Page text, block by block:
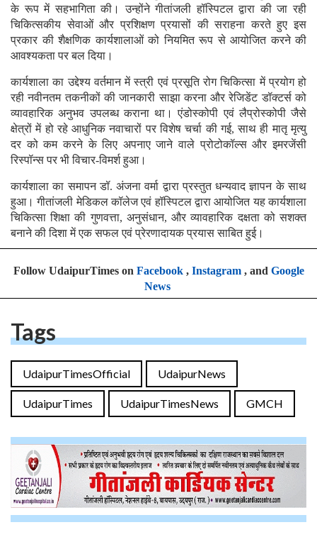
के रूप में सहभागिता की। उन्होंने गीतांजली हॉस्पिटल द्वारा की जा रही
चिकित्सकीय सेवाओं और प्रशिक्षण प्रयासों की सराहना करते हुए इस
प्रकार की शैक्षणिक कार्यशालाओं को नियमित रूप से आयोजित करने की
आवश्यकता पर बल दिया।
कार्यशाला का उद्देश्य वर्तमान में स्त्री एवं प्रसूति रोग चिकित्सा में प्रयोग हो
रही नवीनतम तकनीकों की जानकारी साझा करना और रेजिडेंट डॉक्टर्स को
व्यावहारिक अनुभव उपलब्ध कराना था। एंडोस्कोपी एवं लैप्रोस्कोपी जैसे
क्षेत्रों में हो रहे आधुनिक नवाचारों पर विशेष चर्चा की गई, साथ ही मातृ मृत्यु
दर को कम करने के लिए अपनाए जाने वाले प्रोटोकॉल्स और इमरजेंसी
रिस्पॉन्स पर भी विचार-विमर्श हुआ।
कार्यशाला का समापन डॉ. अंजना वर्मा द्वारा प्रस्तुत धन्यवाद ज्ञापन के साथ
हुआ। गीतांजली मेडिकल कॉलेज एवं हॉस्पिटल द्वारा आयोजित यह कार्यशाला
चिकित्सा शिक्षा की गुणवत्ता, अनुसंधान, और व्यावहारिक दक्षता को सशक्त
बनाने की दिशा में एक सफल एवं प्रेरणादायक प्रयास साबित हुई।
Follow UdaipurTimes on Facebook, Instagram, and Google
News
Tags
UdaipurTimesOfficial UdaipurNews
UdaipurTimes UdaipurTimesNews GMCH